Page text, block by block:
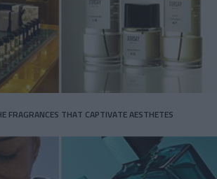
FRAGRANCES THAT CAPTIVATE AESTHETES